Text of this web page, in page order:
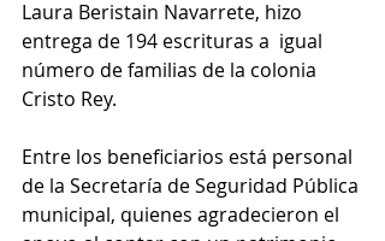
Laura Beristain Navarrete, hizo
entrega de 194 escrituras a  igual
número de familias de la colonia
Cristo Rey.
Entre los beneficiarios está personal
de la Secretaría de Seguridad Pública
municipal, quienes agradecieron el